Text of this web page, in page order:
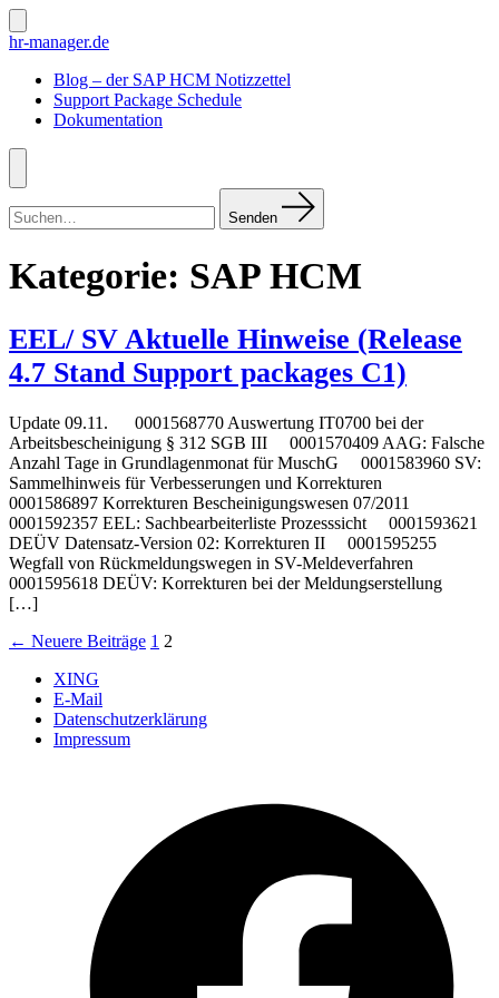
Zum
Inhalt
Suche
ein-/ausblenden
hr-manager.de
Blog – der SAP HCM Notizzettel
Support Package Schedule
Dokumentation
Menü
nach:
Senden
Kategorie: SAP HCM
EEL/ SV Aktuelle Hinweise (Release
4.7 Stand Support packages C1)
Update 09.11. 0001568770 Auswertung IT0700 bei der
Arbeitsbescheinigung § 312 SGB III 0001570409 AAG: Falsche
Anzahl Tage in Grundlagenmonat für MuschG 0001583960 SV:
Sammelhinweis für Verbesserungen und Korrekturen
0001586897 Korrekturen Bescheinigungswesen 07/2011
0001592357 EEL: Sachbearbeiterliste Prozesssicht 0001593621
DEÜV Datensatz-Version 02: Korrekturen II 0001595255
Wegfall von Rückmeldungswegen in SV-Meldeverfahren
0001595618 DEÜV: Korrekturen bei der Meldungserstellung
[…]
Seitennummerierung
der
Beiträge
← Neuere Beiträge 1 2
XING
E-Mail
Datenschutzerklärung
Impressum